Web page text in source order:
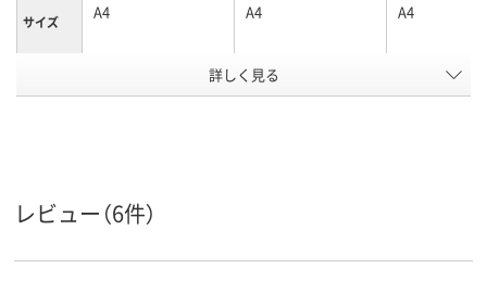
サイズ A4 A4 A4
ブルー系 ブルー系
詳しく見る
レビュー（6件）